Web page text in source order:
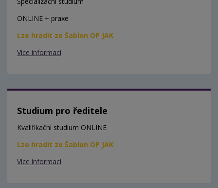
ONLINE + praxe
Lze hradit ze Šablon OP JAK
Více informací
Studium pro ředitele
Kvalifikační studium ONLINE
Lze hradit ze Šablon OP JAK
Více informací